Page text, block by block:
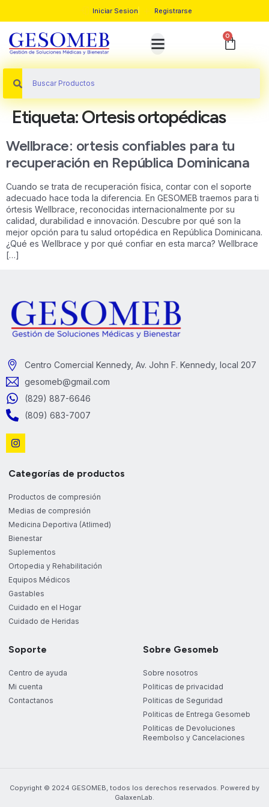
Iniciar Sesion Registrarse
0
Etiqueta:Ortesis ortopédicas
Wellbrace: ortesis confiables para tu
recuperación en República Dominicana
Cuando se trata de recuperación física, contar con el soporte
adecuado hace toda la diferencia. En GESOMEB traemos para ti
órtesis Wellbrace, reconocidas internacionalmente por su
calidad, durabilidad e innovación. Descubre por qué son la
mejor opción para tu salud ortopédica en República Dominicana.
¿Qué es Wellbrace y por qué confiar en esta marca? Wellbrace
[…]
Centro Comercial Kennedy, Av. John F. Kennedy, local 207
gesomeb@gmail.com
(829) 887-6646
(809) 683-7007
Categorías de productos
Productos de compresión
Medias de compresión
Medicina Deportiva (Atlimed)
Bienestar
Suplementos
Ortopedia y Rehabilitación
Equipos Médicos
Gastables
Cuidado en el Hogar
Cuidado de Heridas
Soporte
Centro de ayuda
Mi cuenta
Contactanos
Sobre Gesomeb
Sobre nosotros
Politicas de privacidad
Politicas de Seguridad
Politicas de Entrega Gesomeb
Politicas de Devoluciones
Reembolso y Cancelaciones
Copyright © 2024 GESOMEB, todos los derechos reservados. Powered by
GalaxenLab.